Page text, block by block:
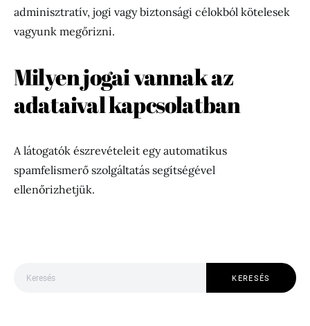
adminisztratív, jogi vagy biztonsági célokból kötelesek
vagyunk megőrizni.
Milyen jogai vannak az
adataival kapcsolatban
A látogatók észrevételeit egy automatikus
spamfelismerő szolgáltatás segítségével
ellenőrizhetjük.
KERESÉS